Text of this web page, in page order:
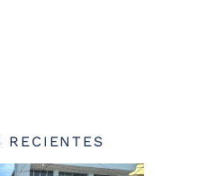
RECIENTES